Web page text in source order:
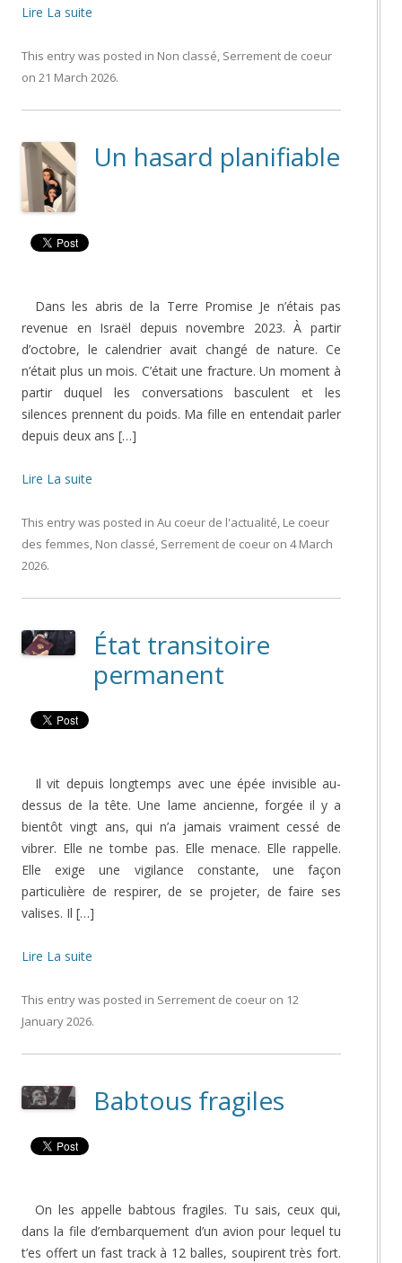
Lire La suite
This entry was posted in Non classé Serrement de coeur
on 21 March 2026.
Un hasard planifiable
Dans les abris de la Terre Promise Je n’étais pas
revenue en Israël depuis novembre 2023. À partir
d’octobre, le calendrier avait changé de nature. Ce
n’était plus un mois. C’était une fracture. Un moment à
partir duquel les conversations basculent et les
silences prennent du poids. Ma fille en entendait parler
depuis deux ans […]
Lire La suite
This entry was posted in Au coeur de l'actualité Le coeur
des femmes Non classé Serrement de coeur on 4 March
2026.
État transitoire
permanent
Il vit depuis longtemps avec une épée invisible au-
dessus de la tête. Une lame ancienne, forgée il y a
bientôt vingt ans, qui n’a jamais vraiment cessé de
vibrer. Elle ne tombe pas. Elle menace. Elle rappelle.
Elle exige une vigilance constante, une façon
particulière de respirer, de se projeter, de faire ses
valises. Il […]
Lire La suite
This entry was posted in Serrement de coeur on 12
January 2026.
Babtous fragiles
On les appelle babtous fragiles. Tu sais, ceux qui,
dans la file d’embarquement d’un avion pour lequel tu
t’es offert un fast track à 12 balles, soupirent très fort.